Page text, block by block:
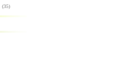
(35)